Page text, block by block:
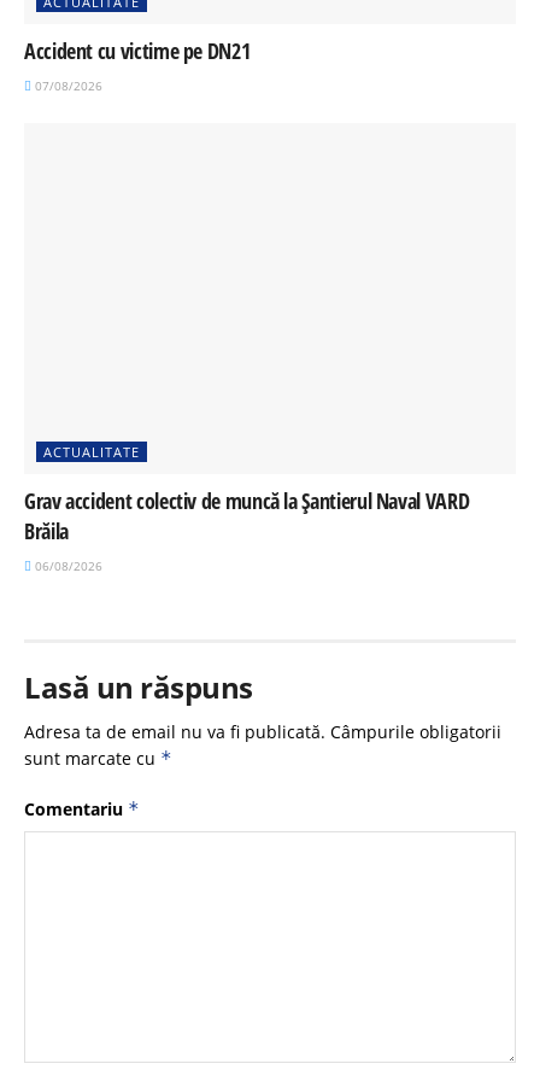
Accident cu victime pe DN21
07/08/2026
ACTUALITATE
Grav accident colectiv de muncă la Șantierul Naval VARD
Brăila
06/08/2026
Lasă un răspuns
Adresa ta de email nu va fi publicată. Câmpurile obligatorii
sunt marcate cu *
Comentariu *